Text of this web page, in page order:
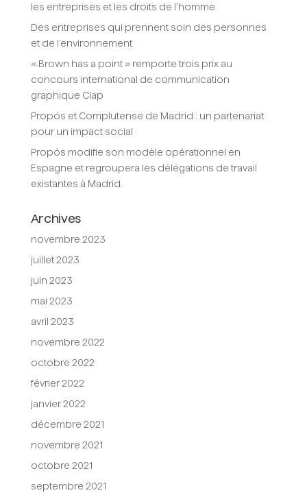
les entreprises et les droits de l’homme
Des entreprises qui prennent soin des personnes
et de l’environnement
« Brown has a point » remporte trois prix au
concours international de communication
graphique Clap
Propós et Complutense de Madrid : un partenariat
pour un impact social
Propós modifie son modèle opérationnel en
Espagne et regroupera les délégations de travail
existantes à Madrid.
Archives
novembre 2023
juillet 2023
juin 2023
mai 2023
avril 2023
novembre 2022
octobre 2022
février 2022
janvier 2022
décembre 2021
novembre 2021
octobre 2021
septembre 2021